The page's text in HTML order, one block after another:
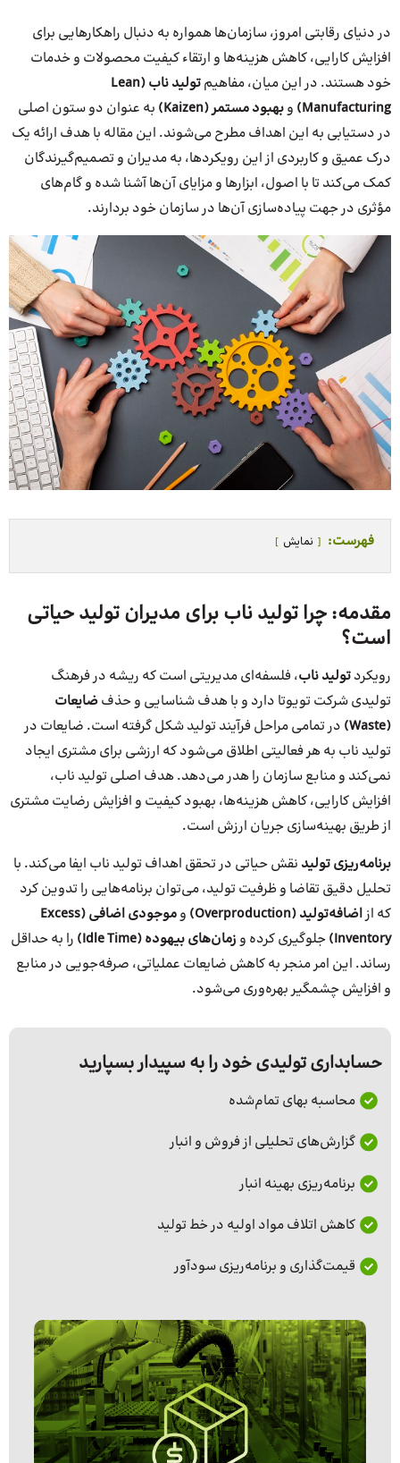
در دنیای رقابتی امروز، سازمان‌ها همواره به دنبال راهکارهایی برای
افزایش کارایی، کاهش هزینه‌ها و ارتقاء کیفیت محصولات و خدمات
خود هستند. در این میان، مفاهیم
تولید ناب (Lean
Manufacturing) وبهبود مستمر (Kaizen)
به عنوان دو ستون اصلی
در دستیابی به این اهداف مطرح می‌شوند. این مقاله با هدف ارائه یک
درک عمیق و کاربردی از این رویکردها، به مدیران و تصمیم‌گیرندگان
کمک می‌کند تا با اصول، ابزارها و مزایای آن‌ها آشنا شده و گام‌های
مؤثری در جهت پیاده‌سازی آن‌ها در سازمان خود بردارند.
فهرست: نمایش
مقدمه: چرا تولید ناب برای مدیران تولید حیاتی
است؟
رویکردتولید ناب، فلسفه‌ای مدیریتی است که ریشه در فرهنگ
تولیدی شرکت تویوتا دارد و با هدف شناسایی و حذفضایعات
(Waste)
در تمامی مراحل فرآیند تولید شکل گرفته است. ضایعات در
تولید ناب به هر فعالیتی اطلاق می‌شود که ارزشی برای مشتری ایجاد
نمی‌کند و منابع سازمان را هدر می‌دهد. هدف اصلی تولید ناب،
افزایش کارایی، کاهش هزینه‌ها، بهبود کیفیت و افزایش رضایت مشتری
از طریق بهینه‌سازی جریان ارزش است.
برنامه‌ریزی تولید نقش حیاتی در تحقق اهداف تولید ناب ایفا می‌کند. با
تحلیل دقیق تقاضا و ظرفیت تولید، می‌توان برنامه‌هایی را تدوین کرد
که ازاضافه‌تولید (Overproduction) و
موجودی اضافی (Excess
Inventory) جلوگیری کرده وزمان‌های بیهوده (Idle Time)
را به حداقل
رساند. این امر منجر به کاهش ضایعات عملیاتی، صرفه‌جویی در منابع
و افزایش چشمگیر بهره‌وری می‌شود.
حسابداری تولیدی خود را به سپیدار بسپارید
محاسبه بهای تمام‌شده
گزارش‌های تحلیلی از فروش و انبار
برنامه‌ریزی بهینه انبار
کاهش اتلاف مواد اولیه در خط تولید
قیمت‌گذاری و برنامه‌ریزی سودآور